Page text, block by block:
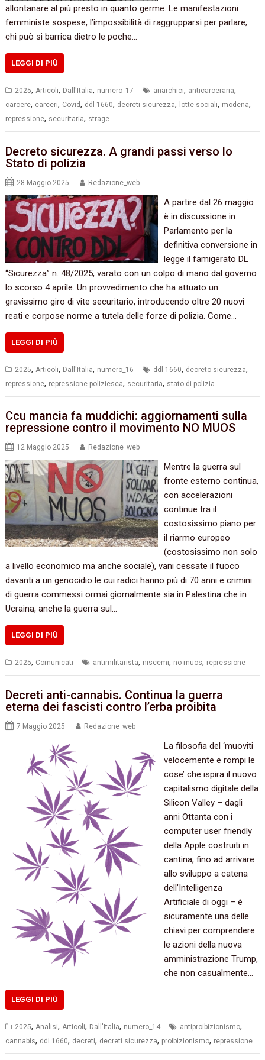
allontanare al più presto in quanto germe. Le manifestazioni
femministe sospese, l’impossibilità di raggrupparsi per parlare;
chi può si barrica dietro le poche…
LEGGI DI PIÙ
2025,Articoli, Dall'Italia, numero_17 anarchici, anticarceraria,
carcere, carceri, Covid, ddl 1660, decreti sicurezza, lotte sociali, modena,
repressione, securitaria, strage
Decreto sicurezza. A grandi passi verso lo
Stato di polizia
28 Maggio 2025 Redazione_web
A partire dal 26 maggio
è in discussione in
Parlamento per la
definitiva conversione in
legge il famigerato DL
“Sicurezza” n. 48/2025, varato con un colpo di mano dal governo
lo scorso 4 aprile. Un provvedimento che ha attuato un
gravissimo giro di vite securitario, introducendo oltre 20 nuovi
reati e corpose norme a tutela delle forze di polizia. Come…
LEGGI DI PIÙ
2025, Articoli, Dall'Italia, numero_16 ddl 1660, decreto sicurezza,
repressione, repressione poliziesca, securitaria, stato di polizia
Ccu mancia fa muddichi: aggiornamenti sulla
repressione contro il movimento NO MUOS
12 Maggio 2025 Redazione_web
Mentre la guerra sul
fronte esterno continua,
con accelerazioni
continue tra il
costosissimo piano per
il riarmo europeo
(costosissimo non solo
a livello economico ma anche sociale), vani cessate il fuoco
davanti a un genocidio le cui radici hanno più di 70 anni e crimini
di guerra commessi ormai giornalmente sia in Palestina che in
Ucraina, anche la guerra sul…
LEGGI DI PIÙ
2025, Comunicati antimilitarista, niscemi, no muos, repressione
Decreti anti-cannabis. Continua la guerra
eterna dei fascisti contro l’erba proibita
7 Maggio 2025 Redazione_web
La filosofia del ‘muoviti
velocemente e rompi le
cose’ che ispira il nuovo
capitalismo digitale della
Silicon Valley – dagli
anni Ottanta con i
computer user friendly
della Apple costruiti in
cantina, fino ad arrivare
allo sviluppo a catena
dell’Intelligenza
Artificiale di oggi – è
sicuramente una delle
chiavi per comprendere
le azioni della nuova
amministrazione Trump,
che non casualmente…
LEGGI DI PIÙ
2025, Analisi, Articoli, Dall'Italia, numero_14 antiproibizionismo,
cannabis, ddl 1660, decreti, decreti sicurezza, proibizionismo, repressione